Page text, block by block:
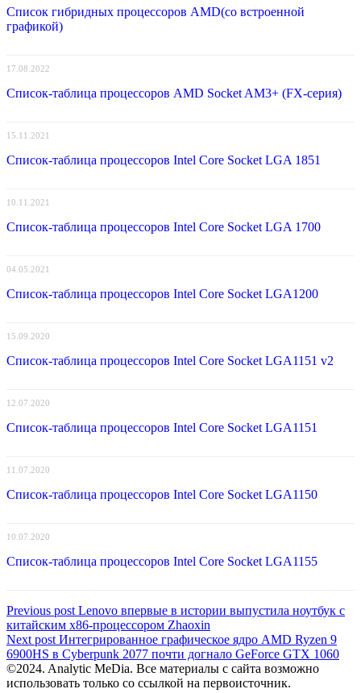
Список гибридных процессоров AMD(со встроенной
графикой)
17.08.2022
Список-таблица процессоров AMD Socket AM3+ (FX-серия)
15.11.2021
Список-таблица процессоров Intel Core Socket LGA 1851
10.11.2021
Список-таблица процессоров Intel Core Socket LGA 1700
04.05.2021
Список-таблица процессоров Intel Core Socket LGA1200
15.09.2020
Список-таблица процессоров Intel Core Socket LGA1151 v2
12.07.2020
Список-таблица процессоров Intel Core Socket LGA1151
11.07.2020
Список-таблица процессоров Intel Core Socket LGA1150
10.07.2020
Список-таблица процессоров Intel Core Socket LGA1155
Навигация
по
записям
Previous post Previous
post:
Lenovo впервые в истории выпустила ноутбук с
китайским x86-процессором Zhaoxin
Next post Next
post:
Интегрированное графическое ядро AMD Ryzen 9
6900HS в Cyberpunk 2077 почти догнало GeForce GTX 1060
©2024. Analytic MeDia. Все материалы с сайта возможно
использовать только со ссылкой на первоисточник.